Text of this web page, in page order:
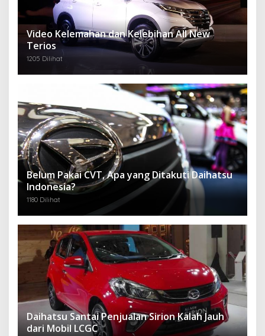
Video Kelemahan dan Kelebihan All New
Terios
1205 Dilihat
Belum Pakai CVT, Apa yang Ditakuti Daihatsu
Indonesia?
1180 Dilihat
Daihatsu Santai Penjualan Sirion Kalah Jauh
dari Mobil LCGC